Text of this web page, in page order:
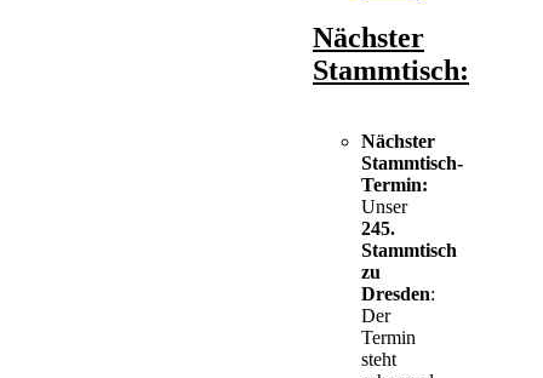
Nächster
Stammtisch:
Nächster
Stammtisch-
Termin:
Unser
245.
Stammtisch
zu
Dresden:
Der
Termin
steht